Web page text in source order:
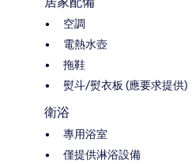
空調
電熱水壺
拖鞋
熨斗/熨衣板 (應要求提供)
衛浴
專用浴室
僅提供淋浴設備